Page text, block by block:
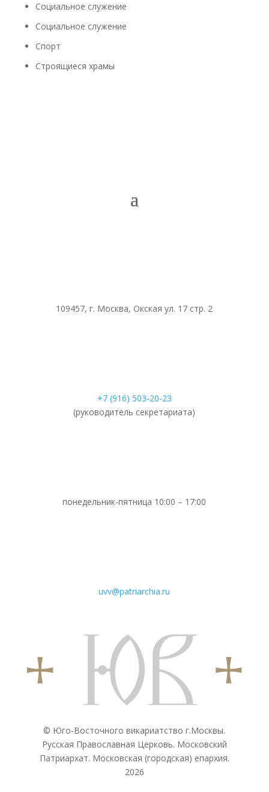
Социальное служение
Социальное служение
Спорт
Строящиеся храмы
109457, г. Москва, Окская ул. 17 стр. 2
+7 (916) 503-20-23
(руководитель секретариата)
понедельник-пятница 10:00 – 17:00
uvv@patriarchia.ru
© Юго-Восточного викариатствo г.Москвы.
Русская Православная Церковь. Московский
Патриархат. Московская (городская) епархия.
2026